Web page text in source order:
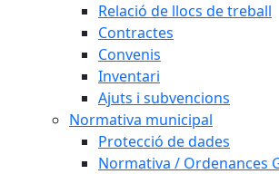
Relació de llocs de treball
Contractes
Convenis
Inventari
Ajuts i subvencions
Normativa municipal
Protecció de dades
Normativa / Ordenances